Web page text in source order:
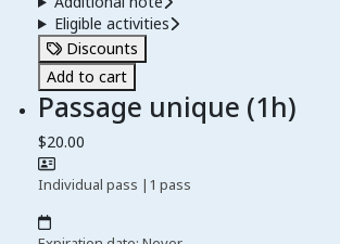
Eligible activities
Discounts
Add to cart
Passage unique (1h)
$20.00
Individual pass | 1 pass